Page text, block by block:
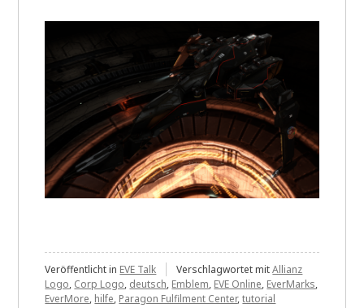
Veröffentlicht in EVE Talk Verschlagwortet mitAllianz
Logo, Corp Logo, deutsch, Emblem, EVE Online, EverMarks,
EverMore, hilfe, Paragon Fulfilment Center,tutorial